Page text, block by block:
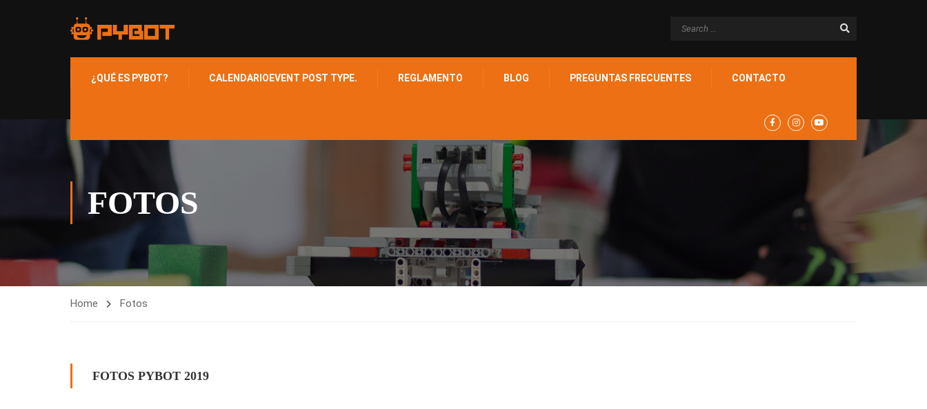
¿QUÉ ES PYBOT? CALENDARIO EVENT POST TYPE. REGLAMENTO BLOG PREGUNTAS FRECUENTES CONTACTO
FOTOS
Home Fotos
FOTOS PYBOT 2019